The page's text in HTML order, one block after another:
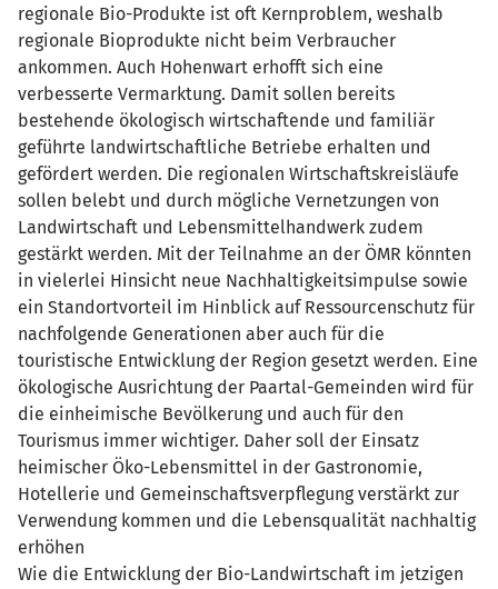
regionale Bio-Produkte ist oft Kernproblem, weshalb
regionale Bioprodukte nicht beim Verbraucher
ankommen. Auch Hohenwart erhofft sich eine
verbesserte Vermarktung. Damit sollen bereits
bestehende ökologisch wirtschaftende und familiär
geführte landwirtschaftliche Betriebe erhalten und
gefördert werden. Die regionalen Wirtschaftskreisläufe
sollen belebt und durch mögliche Vernetzungen von
Landwirtschaft und Lebensmittelhandwerk zudem
gestärkt werden. Mit der Teilnahme an der ÖMR könnten
in vielerlei Hinsicht neue Nachhaltigkeitsimpulse sowie
ein Standortvorteil im Hinblick auf Ressourcenschutz für
nachfolgende Generationen aber auch für die
touristische Entwicklung der Region gesetzt werden. Eine
ökologische Ausrichtung der Paartal-Gemeinden wird für
die einheimische Bevölkerung und auch für den
Tourismus immer wichtiger. Daher soll der Einsatz
heimischer Öko-Lebensmittel in der Gastronomie,
Hotellerie und Gemeinschaftsverpflegung verstärkt zur
Verwendung kommen und die Lebensqualität nachhaltig
erhöhen
Wie die Entwicklung der Bio-Landwirtschaft im jetzigen